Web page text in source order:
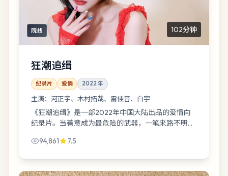
院线 102分钟
狂潮追缉
纪录片 爱情 2022 年
主演： 河正宇、木村拓哉、雷佳音、白宇
《狂潮追缉》是一部2022年中国大陆出品的爱情向
纪录片。当善意成为最危险的武器，一笔来路不明的
人只想把话说完。导演朴赞郁，主演含河...
94,861 7.5